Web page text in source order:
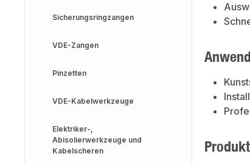
Sicherungsringzangen
VDE-Zangen
Pinzetten
VDE-Kabelwerkzeuge
Elektriker-,
Abisolierwerkzeuge und
Kabelscheren